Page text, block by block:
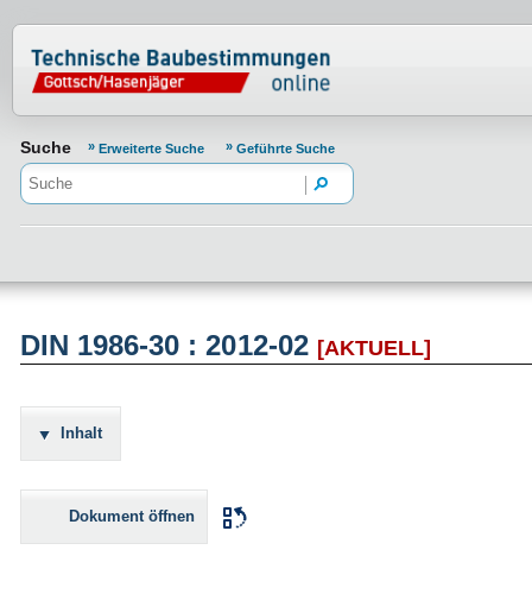
Normenportal Barrierefreiheit
Suche Erweiterte Suche Geführte Suche
DIN 1986-30 : 2012-02 [AKTUELL]
Inhalt
Dokument öffnen